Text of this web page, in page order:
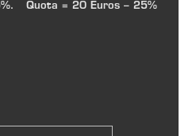
Quota = 20 Euros – 25%